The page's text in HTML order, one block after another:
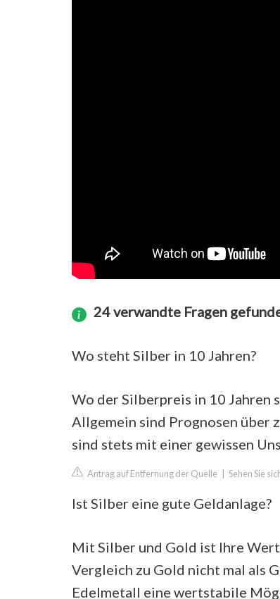
24 verwandte Fragen
Wo steht Silber in 10 Jahren?
Wo der Silberpreis in 10 Jahren
Allgemein sind Prognosen über
sind stets mit einer gewissen
Antrag auf Entfernung der Quelle Sehen Sie
Ist Silber eine gute Geldanlage?
Mit Silber und Gold ist Ihre
Vergleich zu Gold nicht mal als
Edelmetall eine wertstabile